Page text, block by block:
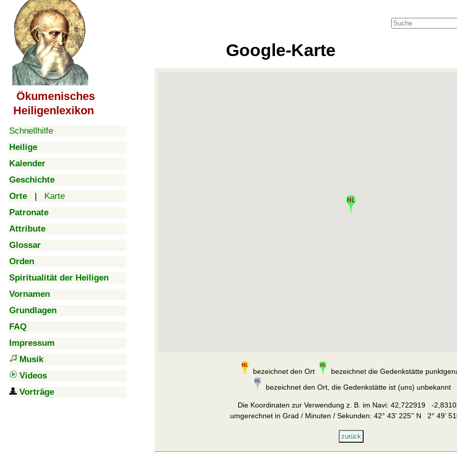
Ökumenisches
Heiligenlexikon
Schnellhilfe
Heilige
Kalender
Geschichte
Orte | Karte
Patronate
Attribute
Glossar
Orden
Spiritualität der Heiligen
Vornamen
Grundlagen
FAQ
Impressum
Musik
Videos
Vorträge
Google-Karte
bezeichnet den Ort
bezeichnet die Gedenkstätte
bezeichnet den Ort, die Gedenkstätte ist (uns) unbekannt
Die Koordinaten zur Verwendung z. B. im Navi: 42,722919 -
umgerechnet in Grad / Minuten / Sekunden: 42° 43' 225'' N 2° 49'